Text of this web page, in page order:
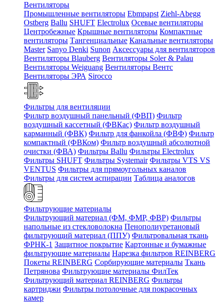
Вентиляторы
Промышленные вентиляторы Ebmpapst Ziehl-Abegg
Ostberg Ballu SHUFT Electrolux Осевые вентиляторы
Центробежные Крышные вентиляторы Компактные
вентиляторы Тангенциальные Канальные вентиляторы
Master Sanyo Denki Sunon Аксессуары для вентиляторов
Вентиляторы Blauberg Вентиляторы Soler & Palau
Вентиляторы Weiguang Вентиляторы Вентс
Вентиляторы ЭРА Sirocco
Фильтры для вентиляции
Фильтр воздушный панельный (ФВП) Фильтр
воздушный кассетный (ФВКас) Фильтр воздушный
карманный (ФВК) Фильтр для фанкойла (ФВФ) Фильтр
компактный (ФВКом) Фильтр воздушный абсолютной
очистки (ФВА) Фильтры Ballu Фильтры Electrolux
Фильтры SHUFT Фильтры Systemair Фильтры VTS VS
VENTUS Фильтры для прямоугольных каналов
Фильтры для систем аспирации Таблица аналогов
Фильтрующие материалы
Фильтрующий материал (ФМ, ФМР, ФВР) Фильтры
напольные из стекловолокна Пенополиуретановый
фильтрующий материал (ППУ) Фильтровальная ткань
ФРНК-1 Защитное покрытие Картонные и бумажные
фильтрующие материалы Нарезка фильтров REINBERG
Покеты REINBERG Сорбирующие материалы Ткань
Петрянова Фильтрующие материалы ФилТек
Фильтрующий материал REINBERG Фильтры
картриджи Фильтры потолочные для покрасочных
камер